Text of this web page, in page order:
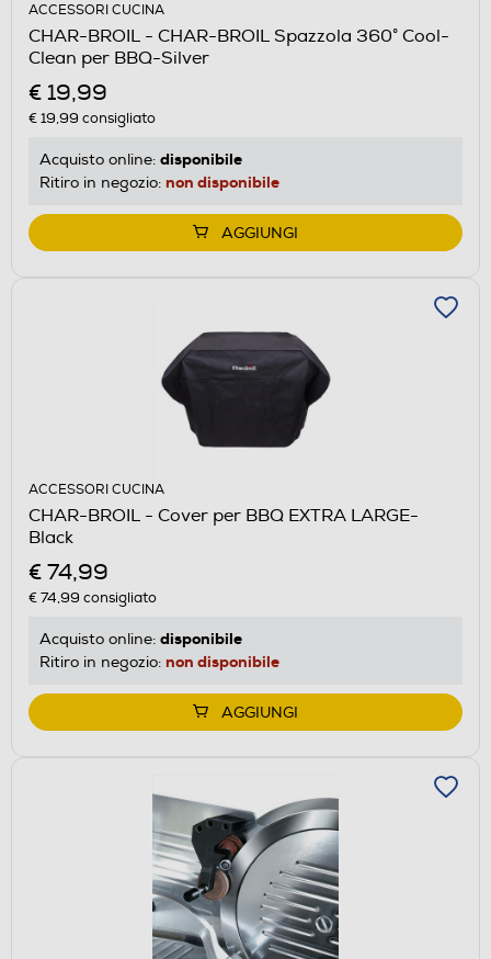
ACCESSORI CUCINA
CHAR-BROIL - CHAR-BROIL Spazzola 360° Cool-
Clean per BBQ-Silver
€ 19,99
€ 19,99 consigliato
Acquisto online: disponibile
Ritiro in negozio: non disponibile
AGGIUNGI
ACCESSORI CUCINA
CHAR-BROIL - Cover per BBQ EXTRA LARGE-
Black
€ 74,99
€ 74,99 consigliato
Acquisto online: disponibile
Ritiro in negozio: non disponibile
AGGIUNGI